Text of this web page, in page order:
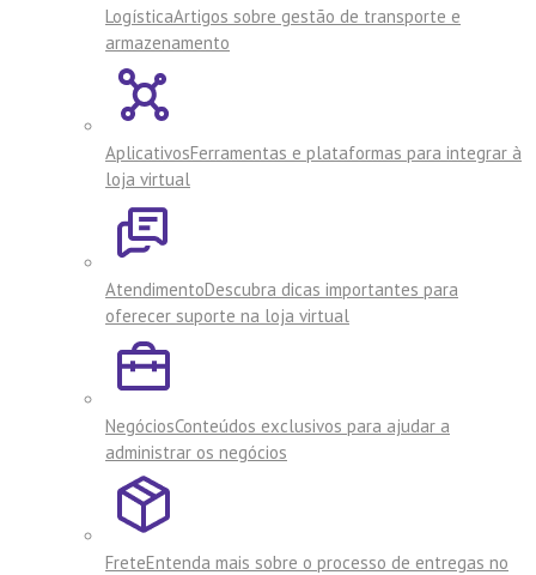
LogísticaArtigos sobre gestão de transporte e
armazenamento
AplicativosFerramentas e plataformas para integrar à
loja virtual
AtendimentoDescubra dicas importantes para
oferecer suporte na loja virtual
NegóciosConteúdos exclusivos para ajudar a
administrar os negócios
FreteEntenda mais sobre o processo de entregas no